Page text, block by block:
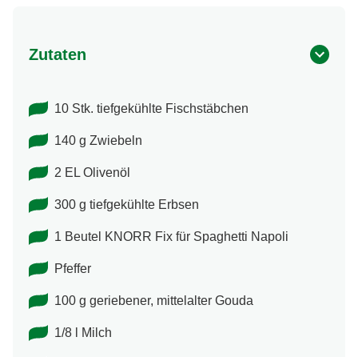
Zutaten
10 Stk. tiefgekühlte Fischstäbchen
140 g Zwiebeln
2 EL Olivenöl
300 g tiefgekühlte Erbsen
1 Beutel KNORR Fix für Spaghetti Napoli
Pfeffer
100 g geriebener, mittelalter Gouda
1/8 l Milch